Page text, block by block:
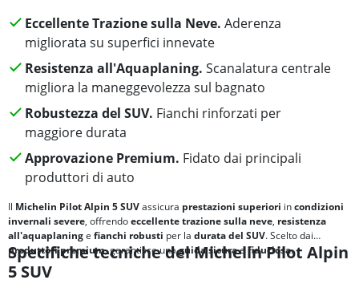
Eccellente Trazione sulla Neve. Aderenza
migliorata su superfici innevate
Resistenza all'Aquaplaning. Scanalatura centrale
migliora la maneggevolezza sul bagnato
Robustezza del SUV. Fianchi rinforzati per
maggiore durata
Approvazione Premium. Fidato dai principali
produttori di auto
Il Michelin Pilot Alpin 5 SUVassicura prestazioni superiori incondizioni
invernali severe, offrendoeccellente trazione sulla neve, resistenza
all'aquaplaninge fianchi robusti per la durata del SUV. Scelto dai
produttori premium, garantisce unaguida sicuraefiduciosa.
Specifiche tecniche del Michelin Pilot Alpin
5 SUV